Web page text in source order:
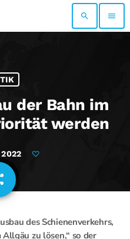
search menu
der Bahn im
werden
des Schienenverkehrs,
zu lösen,“ so der